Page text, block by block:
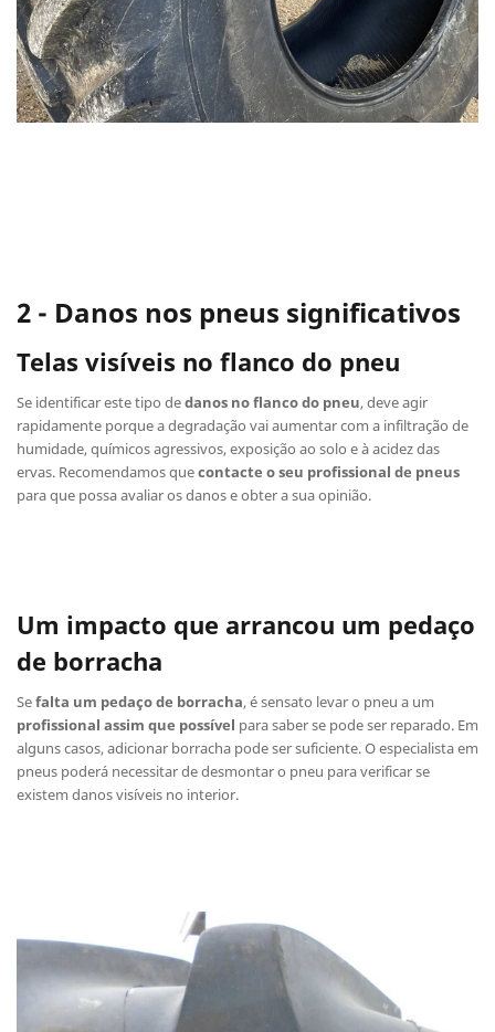
2 - Danos nos pneus significativos
Telas visíveis no flanco do pneu
Se identificar este tipo dedanos no flanco do pneu, deve agir
rapidamente porque a degradação vai aumentar com a infiltração de
humidade, químicos agressivos, exposição ao solo e à acidez das
ervas. Recomendamos quecontacte o seu profissional de pneus
para que possa avaliar os danos e obter a sua opinião.
Um impacto que arrancou um pedaço
de borracha
Sefalta um pedaço de borracha, é sensato levar o pneu a um
profissional assim que possível para saber se pode ser reparado. Em
alguns casos, adicionar borracha pode ser suficiente. O especialista em
pneus poderá necessitar de desmontar o pneu para verificar se
existem danos visíveis no interior.